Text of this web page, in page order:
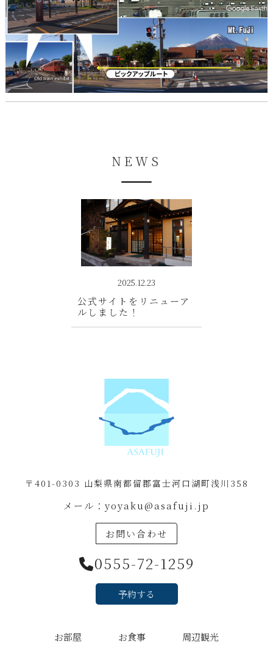
NEWS
2025.12.23
公式サイトをリニューア
ルしました！
〒401-0303 山梨県南都留郡富士河口湖町浅川358
メール： yoyaku@asafuji.jp
お問い合わせ
0555-72-1259
予約する
お部屋 お食事 周辺観光